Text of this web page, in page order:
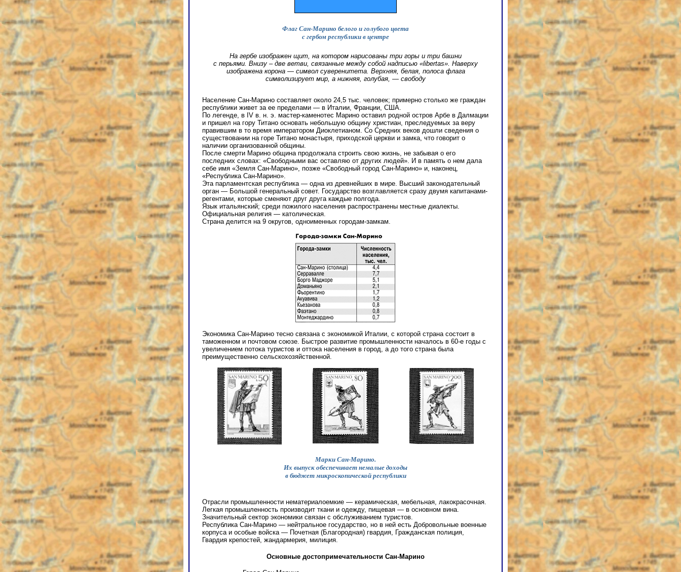
Флаг Сан-Марино белого и голубого цвета
с гербом республики в центре
На гербе изображен щит, на котором нарисованы три горы и три башни
с перьями. Внизу – две ветви, связанные между собой надписью «libertas». Наверху
изображена корона — символ суверенитета. Верхняя, белая, полоса флага
символизирует мир, а нижняя, голубая, — свободу
Население Сан-Марино составляет около 24,5 тыс. человек; примерно столько же граждан
республики живет за ее пределами — в Италии, Франции, США.
По легенде, в IV в. н. э. мастер-каменотес Марино оставил родной остров Арбе в Далмации
и пришел на гору Титано основать небольшую общину христиан, преследуемых за веру
правившим в то время императором Диоклетианом. Со Средних веков дошли сведения о
существовании на горе Титано монастыря, приходской церкви и замка, что говорит о
наличии организованной общины.
После смерти Марино община продолжала строить свою жизнь, не забывая о его
последних словах: «Свободными вас оставляю от других людей». И в память о нем дала
себе имя «Земля Сан-Марино», позже «Свободный город Сан-Марино» и, наконец,
«Республика Сан-Марино».
Эта парламентская республика — одна из древнейших в мире. Высший законодательный
орган — Большой генеральный совет. Государство возглавляется сразу двумя капитанами-
регентами, которые сменяют друг друга каждые полгода.
Язык итальянский; среди пожилого населения распространены местные диалекты.
Официальная религия — католическая.
Страна делится на 9 округов, одноименных городам-замкам.
Экономика Сан-Марино тесно связана с экономикой Италии, с которой страна состоит в
таможенном и почтовом союзе. Быстрое развитие промышленности началось в 60-е годы с
увеличением потока туристов и оттока населения в город, а до того страна была
преимущественно сельскохозяйственной.
Марки Сан-Марино.
Их выпуск обеспечивает немалые доходы
в бюджет микроскопической республики
Отрасли промышленности нематериалоемкие — керамическая, мебельная, лакокрасочная.
Легкая промышленность производит ткани и одежду, пищевая — в основном вина.
Значительный сектор экономики связан с обслуживанием туристов.
Республика Сан-Марино — нейтральное государство, но в ней есть Добровольные военные
корпуса и особые войска — Почетная (Благородная) гвардия, Гражданская полиция,
Гвардия крепостей, жандармерия, милиция.
Основные достопримечательности Сан-Марино